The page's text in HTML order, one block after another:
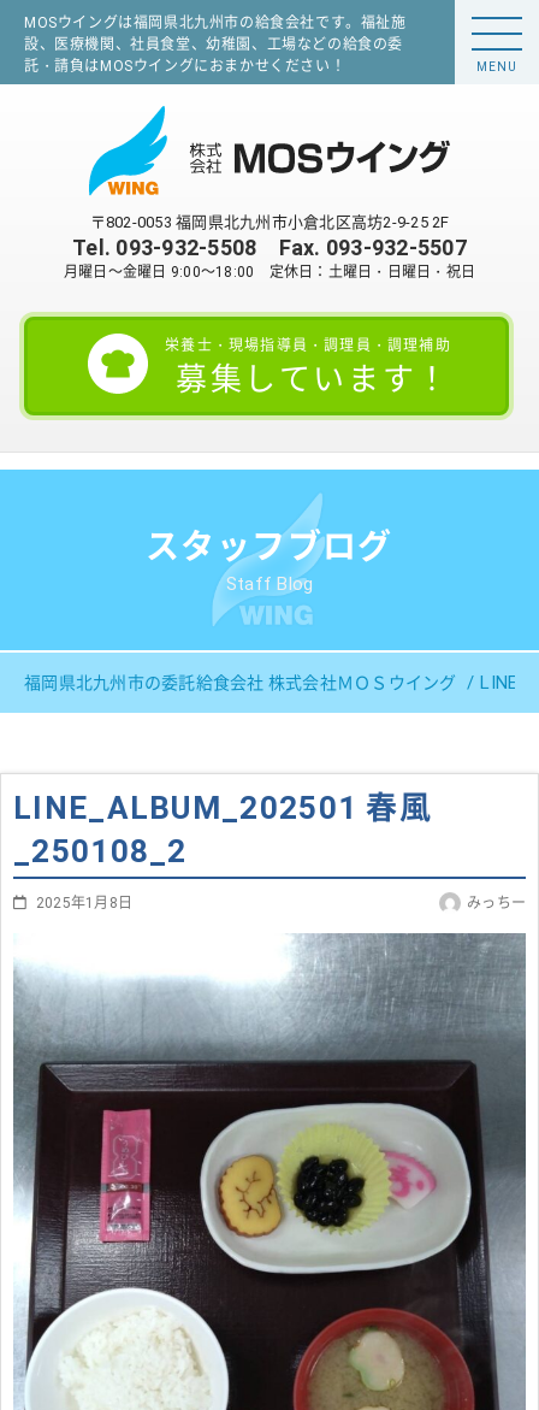
MOSウイングは福岡県北九州市の給食会社です。福祉施
設、医療機関、社員食堂、幼稚園、工場などの給食の委
託・請負はMOSウイングにおまかせください！
〒802-0053 福岡県北九州市小倉北区高坊2-9-25 2F
Tel. 093-932-5508 Fax. 093-932-5507
月曜日～金曜日 9:00～18:00 定休日：土曜日・日曜日・祝日
栄養士・現場指導員・調理員・調理補助
募集しています！
MENU
スタッフブログ
Staff Blog
福岡県北九州市の委託給食会社 株式会社ＭＯＳウイング
LINE_ALBUM_202501 春風
_250108_2
2025年1月8日 みっちー